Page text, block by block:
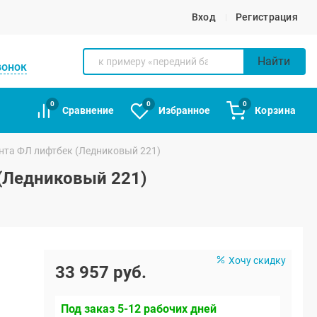
Вход Регистрация
Найти
0
Сравнение
0
Избранное
0
Корзина
ФЛ лифтбек (Ледниковый 221)
221)
Хочу скидку
33 957 руб.
Под заказ 5-12 рабочих дней